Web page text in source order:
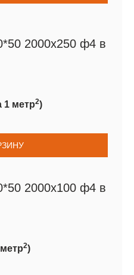
2000х250 ф4 в
1 метр2)
2000х100 ф4 в
2)